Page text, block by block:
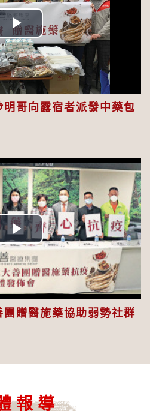
Play
Video
哥向露宿者派發中藥包
Play
Video
贈醫施藥協助弱勢社群
報導